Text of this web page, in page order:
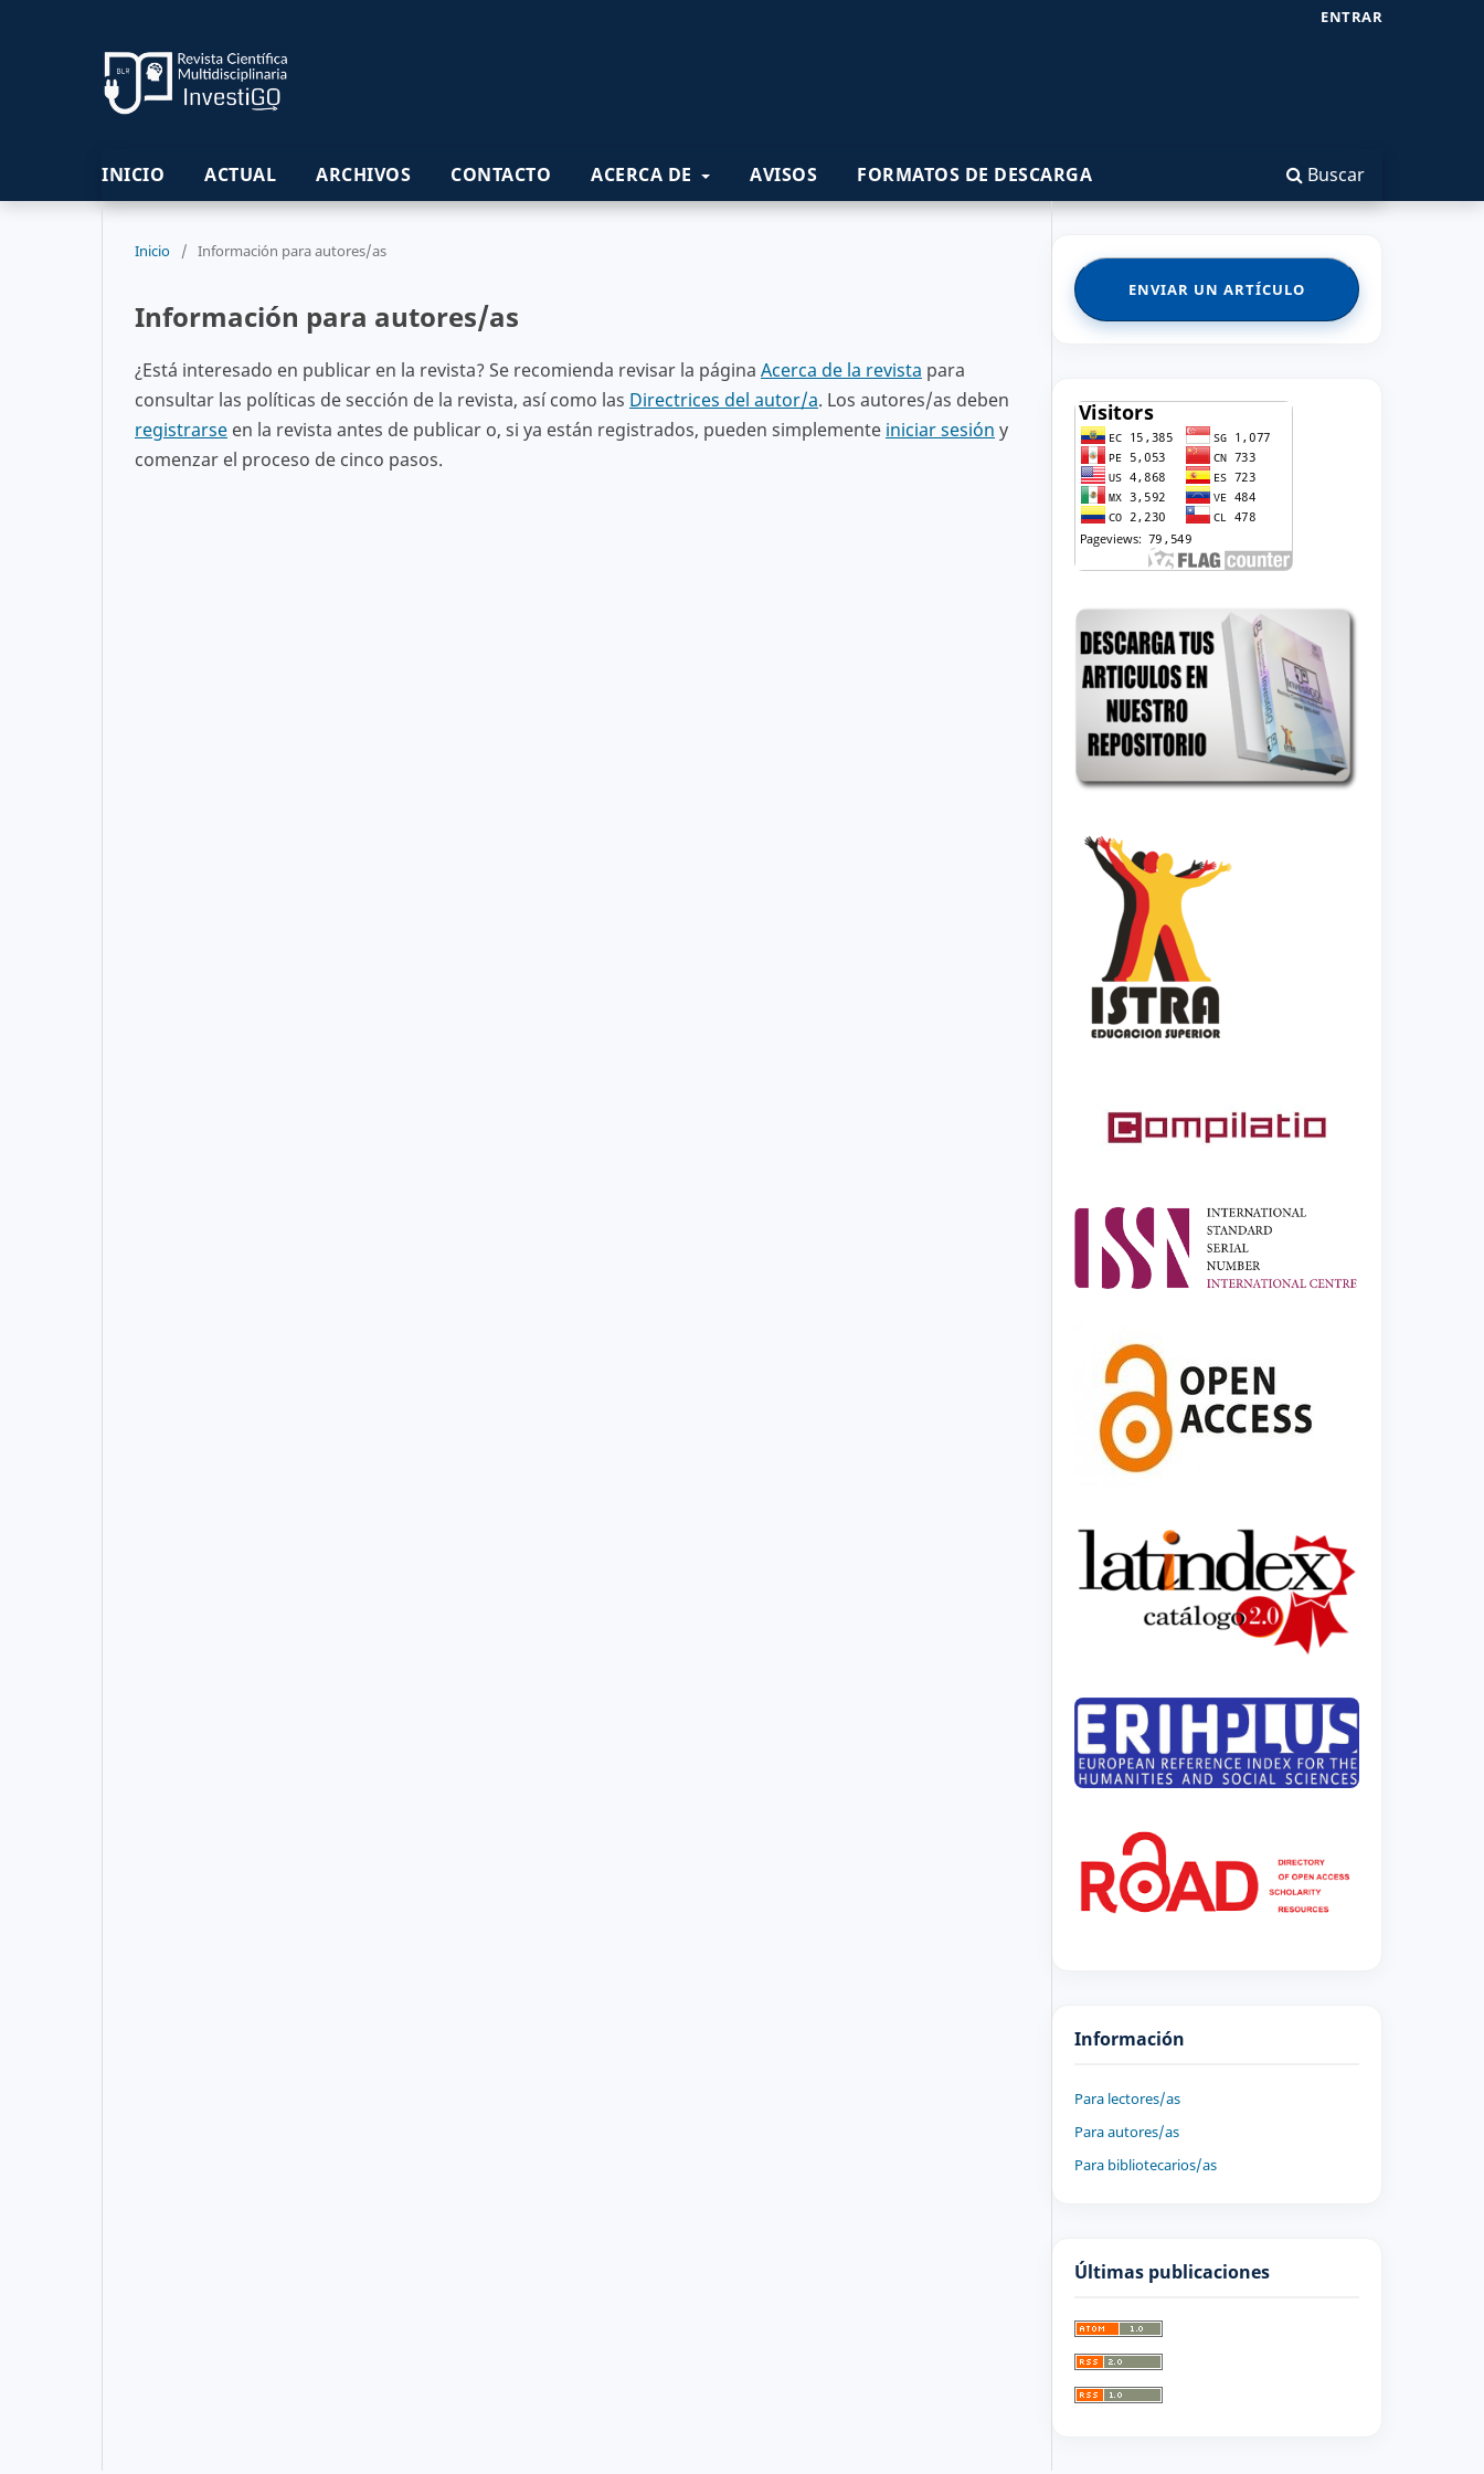
INICIO ACTUAL ARCHIVOS CONTACTO ACERCA DE AVISOS FORMATOS DE DESCARGA Buscar
ENTRAR
Inicio / Información para autores/as
Información para autores/as
¿Está interesado en publicar en la revista? Se recomienda revisar la página Acerca de la revista para
consultar las políticas de sección de la revista, así como las Directrices del autor/a. Los autores/as deben
registrarse en la revista antes de publicar o, si ya están registrados, pueden simplemente iniciar sesión y
comenzar el proceso de cinco pasos.
ENVIAR UN ARTÍCULO
Información
Para lectores/as
Para autores/as
Para bibliotecarios/as
Últimas publicaciones